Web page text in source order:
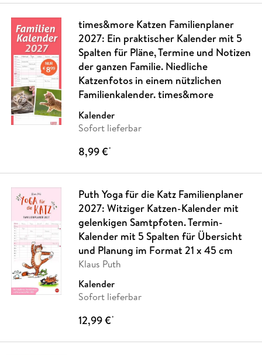
times&more Katzen Familienplaner
2027: Ein praktischer Kalender mit 5
Spalten für Pläne, Termine und Notizen
der ganzen Familie. Niedliche
Katzenfotos in einem nützlichen
Familienkalender. times&more
Kalender
Sofort lieferbar
8,99 €*
Puth Yoga für die Katz Familienplaner
2027: Witziger Katzen-Kalender mit
gelenkigen Samtpfoten. Termin-
Kalender mit 5 Spalten für Übersicht
und Planung im Format 21 x 45 cm
Klaus Puth
Kalender
Sofort lieferbar
12,99 €*